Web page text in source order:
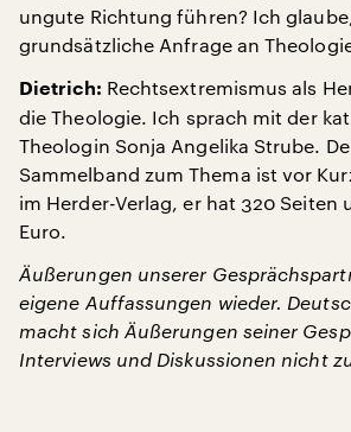
ungute Richtung führen? Ich
grundsätzliche Anfrage an
Dietrich: Rechtsextremismus als
die Theologie. Ich sprach mit der
Theologin Sonja Angelika Strube.
Sammelband zum Thema ist vor
im Herder-Verlag, er hat 320 Seiten
Euro.
Äußerungen unserer
eigene Auffassungen wieder.
macht sich Äußerungen seiner
Interviews und Diskussionen nicht